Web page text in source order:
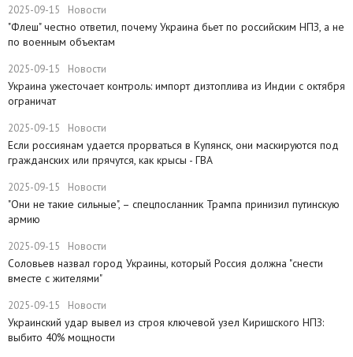
2025-09-15 Новости
"Флеш" честно ответил, почему Украина бьет по российским НПЗ, а не
по военным объектам
2025-09-15 Новости
Украина ужесточает контроль: импорт дизтоплива из Индии с октября
ограничат
2025-09-15 Новости
Если россиянам удается прорваться в Купянск, они маскируются под
гражданских или прячутся, как крысы - ГВА
2025-09-15 Новости
"Они не такие сильные", – спецпосланник Трампа принизил путинскую
армию
2025-09-15 Новости
Соловьев назвал город Украины, который Россия должна "снести
вместе с жителями"
2025-09-15 Новости
​Украинский удар вывел из строя ключевой узел Киришского НПЗ:
выбито 40% мощности